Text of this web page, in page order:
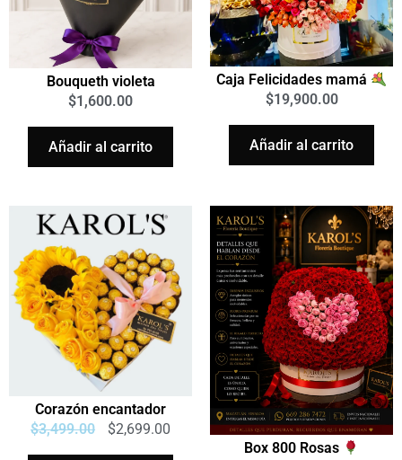
Bouqueth violeta
$1,600.00
Añadir al carrito
Caja Felicidades mamá
$19,900.00
Añadir al carrito
Corazón encantador
$3,499.00 $2,699.00
Box 800 Rosas